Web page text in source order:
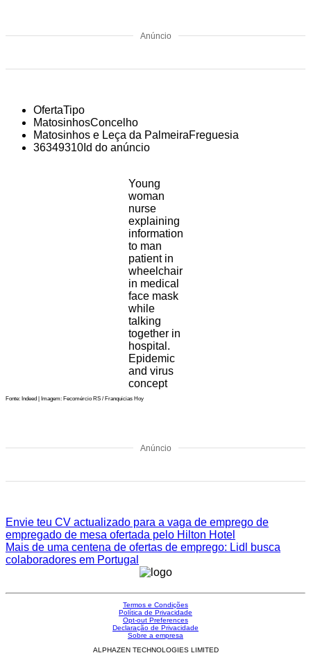
Anúncio
OfertaTipo
MatosinhosConcelho
Matosinhos e Leça da PalmeiraFreguesia
36349310Id do anúncio
Young
woman
nurse
explaining
information
to man
patient in
wheelchair
in medical
face mask
while
talking
together in
hospital.
Epidemic
and virus
concept
Fonte: Indeed | Imagem: Fecomércio RS / Franquicias Hoy
Anúncio
Envie teu CV actualizado para a vaga de emprego de
empregado de mesa ofertada pelo Hilton Hotel
Mais de uma centena de ofertas de emprego: Lidl busca
colaboradores em Portugal
Termos e Condições
Política de Privacidade
Opt-out Preferences
Declaração de Privacidade
Sobre a empresa
ALPHAZEN TECHNOLOGIES LIMITED